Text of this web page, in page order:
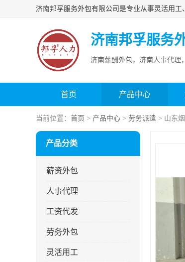
济南邦孚服务
济南薪酬外包，济南人事代理
首页 产品中心
当前位置： 首页 > 产品中心 > 劳务派遣 > 山东
产品分类
薪资外包
人事代理
工资代发
劳务外包
灵活用工